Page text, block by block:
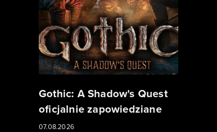
Gothic: A Shadow's Quest
oficjalnie zapowiedziane
07.08.2026